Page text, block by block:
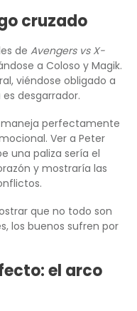
cruzado
de Avengers vs X-
a Coloso y Magik.
viéndose obligado a
desgarrador.
perfectamente
Ver a Peter
una paliza sería el
y mostraría las
que no todo son
los buenos sufren por
el arco